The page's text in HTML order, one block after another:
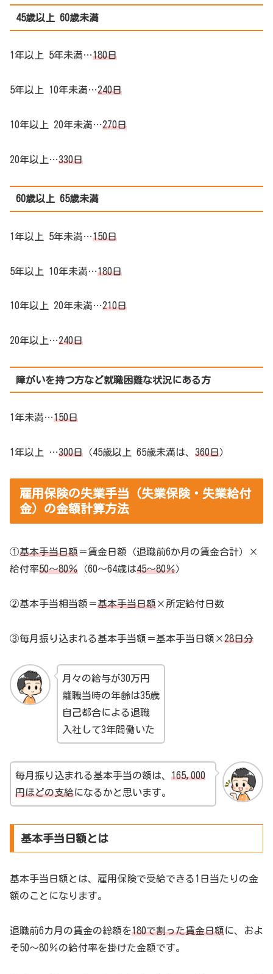
45歳以上 60歳未満
1年以上 5年未満…180日
5年以上 10年未満…240日
10年以上 20年未満…270日
20年以上…330日
60歳以上 65歳未満
1年以上 5年未満…150日
5年以上 10年未満…180日
10年以上 20年未満…210日
20年以上…240日
障がいを持つ方など就職困難な状況にある方
1年未満…150日
1年以上 …300日 （45歳以上 65歳未満は、 360日）
雇用保険の失業手当（失業保険・失業給付
金）の金額計算方法
①基本手当日額＝賃金日額（退職前6か月の賃金合計）×
給付率50～80％ （60～64歳は45～80％）
②基本手当相当額＝基本手当日額×所定給付日数
③毎月振り込まれる基本手当額＝基本手当日額×28日分
月々の給与が30万円
離職当時の年齢は35歳
自己都合による退職
入社して3年間働いた
毎月振り込まれる基本手当の額は、 165,000
円ほどの支給になるかと思います。
基本手当日額とは
基本手当日額とは、雇用保険で受給できる1日当たりの金
額のことになります。
退職前6カ月の賃金の総額を180で割った賃金日額に、およ
そ50～80％の給付率を掛けた金額です。